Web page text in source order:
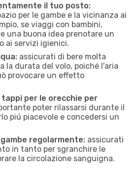
il tuo posto:
per le gambe e la vicinanza ai
se viaggi con bambini,
una buona idea prenotare un
ai servizi igienici.
assicurati di bere molta
la durata del volo, poiché l'aria
provocare un effetto
tappi per le orecchie per
poter rilassarsi durante il
piú piacevole e concedersi un
regolarmente: assicurati
in tanto per sgranchire le
la circolazione sanguigna.